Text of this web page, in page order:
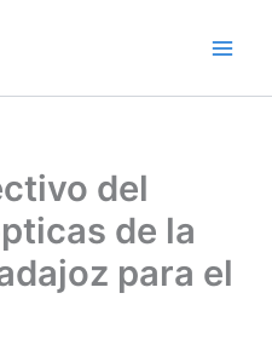
del
de la
para el